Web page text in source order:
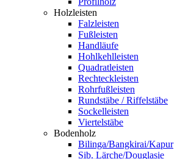
Holzleisten
Falzleisten
Fußleisten
Handläufe
Hohlkehlleisten
Quadratleisten
Rechteckleisten
Rohrfußleisten
Rundstäbe / Riffelstäbe
Sockelleisten
Viertelstäbe
Bodenholz
Bilinga/Bangkirai/Kapur
Sib. Lärche/Douglasie